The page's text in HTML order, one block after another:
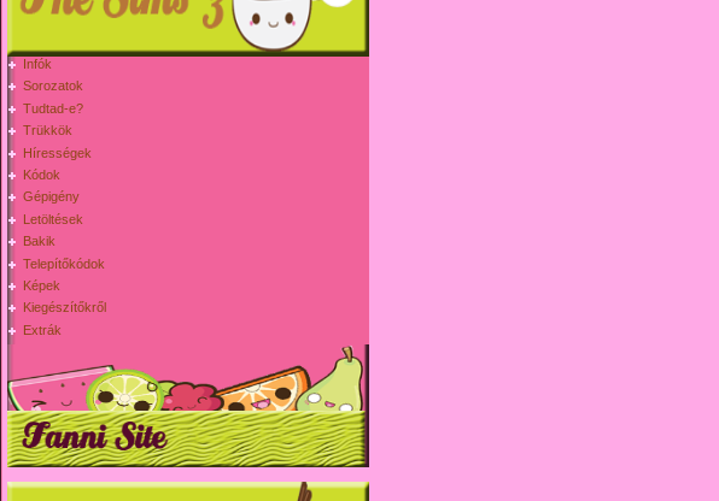
Infók
Sorozatok
Tudtad-e?
Trükkök
Hírességek
Kódok
Gépigény
Letöltések
Bakik
Telepítőkódok
Képek
Kiegészítőkről
Extrák